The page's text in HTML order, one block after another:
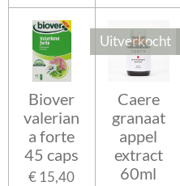
Biover
valerian
a forte
45 caps
€ 15,40
Uitverkocht
Caere
granaat
appel
extract
60ml